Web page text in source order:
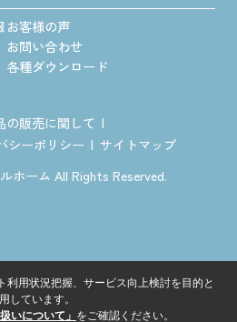
お客様の声
お問い合わせ
各種ダウンロード
の販売に関して
シーポリシー
サイトマップ
ホーム All Rights Reserved.
利用状況把握、サービス向上検討を目的と
しています。
いについて」 をご確認ください。